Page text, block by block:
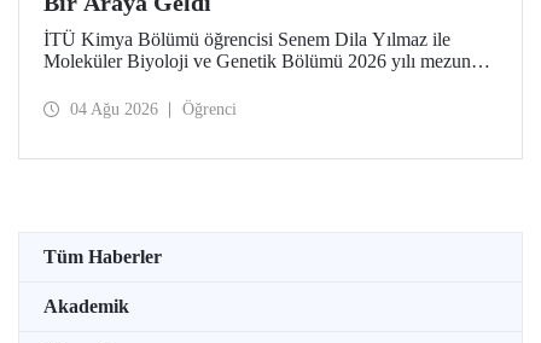
İTÜ Kimya Bölümü öğrencisi Senem Dila Yılmaz ile
Moleküler Biyoloji ve Genetik Bölümü 2026 yılı mezunu
Etkinliklere Katılım Desteği kapsamında 75’inci Lindau
04 Ağu 2026 Öğrenci
Tüm Haberler
Akademik